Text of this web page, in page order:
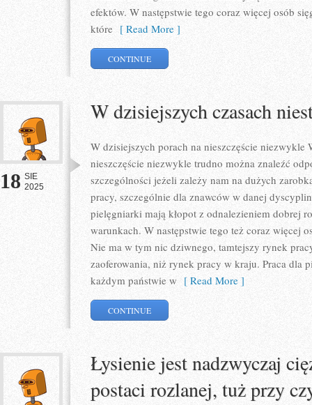
efektów. W następstwie tego coraz więcej osób
które [ Read More ]
CONTINUE
18 SIE
2025
W dzisiejszych czasach
W dzisiejszych porach na nieszczęście niezwykle
nieszczęście niezwykle trudno można znaleźć
szczególności jeżeli zależy nam na dużych
pracy, szczególnie dla znawców w danej
pielęgniarki mają kłopot z odnalezieniem dobrej
warunkach. W następstwie tego też coraz więcej
Nie ma w tym nic dziwnego, tamtejszy rynek
zaoferowania, niż rynek pracy w kraju. Praca dla
każdym państwie w [ Read More ]
CONTINUE
Łysienie jest nadzwyczaj
postaci rozlanej, tuż przy